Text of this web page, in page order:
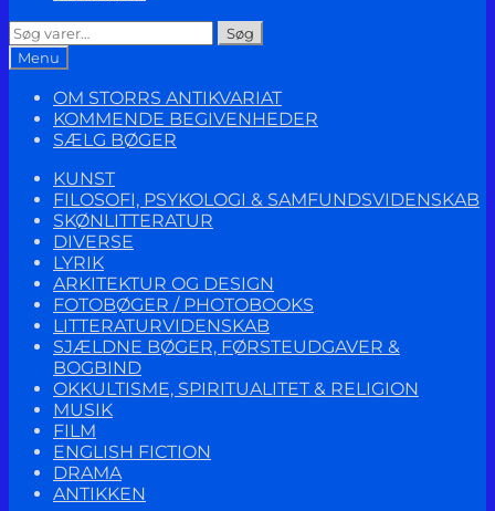
Søg
efter:
Søg
Menu
OM STORRS ANTIKVARIAT
KOMMENDE BEGIVENHEDER
SÆLG BØGER
KUNST
FILOSOFI, PSYKOLOGI & SAMFUNDSVIDENSKAB
SKØNLITTERATUR
DIVERSE
LYRIK
ARKITEKTUR OG DESIGN
FOTOBØGER / PHOTOBOOKS
LITTERATURVIDENSKAB
SJÆLDNE BØGER, FØRSTEUDGAVER &
BOGBIND
OKKULTISME, SPIRITUALITET & RELIGION
MUSIK
FILM
ENGLISH FICTION
DRAMA
ANTIKKEN